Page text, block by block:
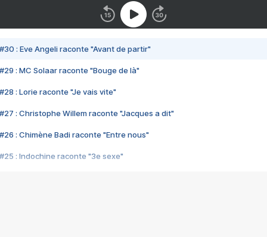
#30 : Eve Angeli raconte "Avant de partir"
#29 : MC Solaar raconte "Bouge de là"
#28 : Lorie raconte "Je vais vite"
#27 : Christophe Willem raconte "Jacques a dit"
#26 : Chimène Badi raconte "Entre nous"
#25 : Indochine raconte "3e sexe"